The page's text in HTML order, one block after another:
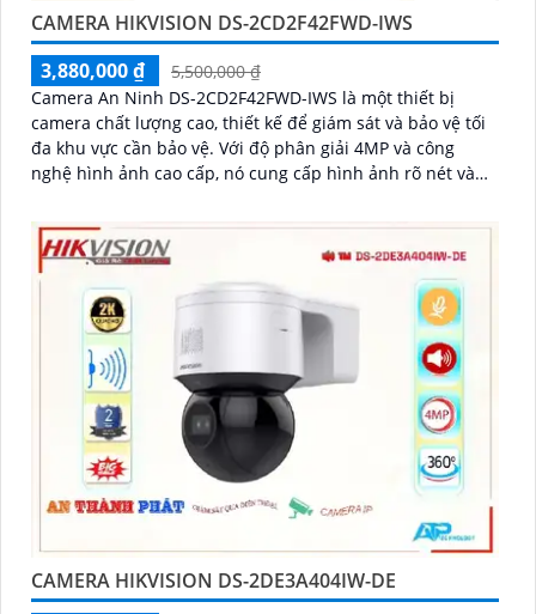
CAMERA HIKVISION DS-2CD2F42FWD-IWS
3,880,000 ₫
5,500,000 ₫
Camera An Ninh DS-2CD2F42FWD-IWS là một thiết bị
camera chất lượng cao, thiết kế để giám sát và bảo vệ tối
đa khu vực cần bảo vệ. Với độ phân giải 4MP và công
nghệ hình ảnh cao cấp, nó cung cấp hình ảnh rõ nét và
CAMERA HIKVISION DS-2DE3A404IW-DE